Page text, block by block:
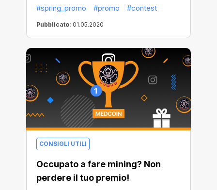
potete per vincere uno dei 5 premi
principali.
#spring_promo #promo #contest
Pubblicato: 01.05.2020
CONSIGLI UTILI
Occupato a fare mining? Non
perdere il tuo premio!